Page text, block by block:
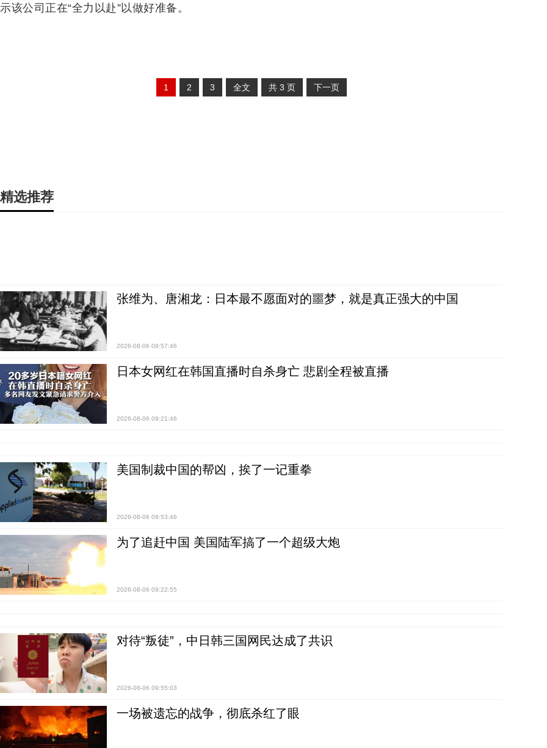
示该公司正在“全力以赴”以做好准备。
1 2 3 全文 共 3 页 下一页
精选推荐
张维为、唐湘龙：日本最不愿面对的噩梦，就是真正强大的中国
2026-08-06 09:57:46
日本女网红在韩国直播时自杀身亡 悲剧全程被直播
2026-08-06 09:21:46
美国制裁中国的帮凶，挨了一记重拳
2026-08-06 09:53:46
为了追赶中国 美国陆军搞了一个超级大炮
2026-08-06 09:22:55
对待“叛徒”，中日韩三国网民达成了共识
2026-08-06 09:55:03
一场被遗忘的战争，彻底杀红了眼